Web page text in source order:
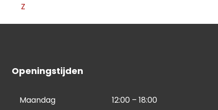
Z
Openingstijden
Maandag 12:00 – 18:00